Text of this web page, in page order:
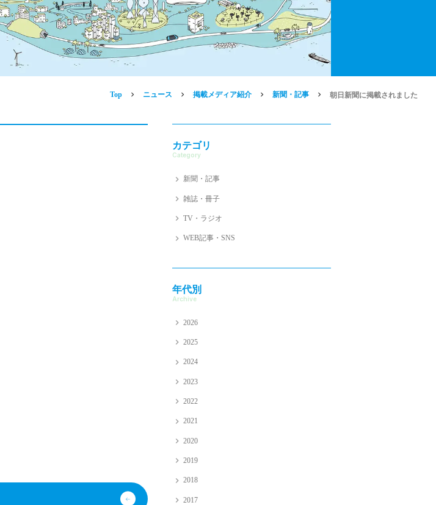
Top ニュース 掲載メディア紹介 新聞・記事 朝日新聞に掲載されました
カテゴリ
Category
新聞・記事
雑誌・冊子
TV・ラジオ
WEB記事・SNS
年代別
Archive
2026
2025
2024
2023
2022
2021
2020
2019
2018
2017